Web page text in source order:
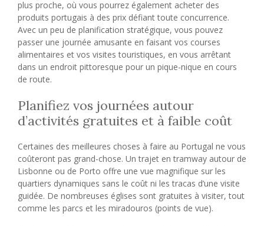
plus proche, où vous pourrez également acheter des
produits portugais à des prix défiant toute concurrence.
Avec un peu de planification stratégique, vous pouvez
passer une journée amusante en faisant vos courses
alimentaires et vos visites touristiques, en vous arrêtant
dans un endroit pittoresque pour un pique-nique en cours
de route.
Planifiez vos journées autour
d’activités gratuites et à faible coût
Certaines des meilleures choses à faire au Portugal ne vous
coûteront pas grand-chose. Un trajet en tramway autour de
Lisbonne ou de Porto offre une vue magnifique sur les
quartiers dynamiques sans le coût ni les tracas d’une visite
guidée. De nombreuses églises sont gratuites à visiter, tout
comme les parcs et les miradouros (points de vue).